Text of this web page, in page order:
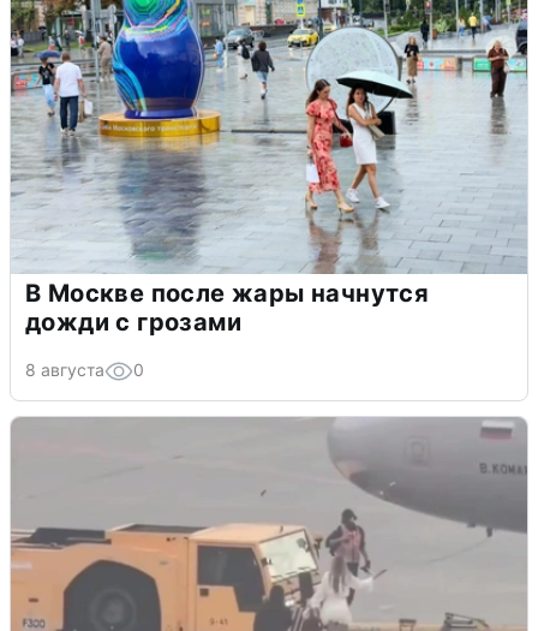
В Москве после жары начнутся
дожди с грозами
8 августа 0